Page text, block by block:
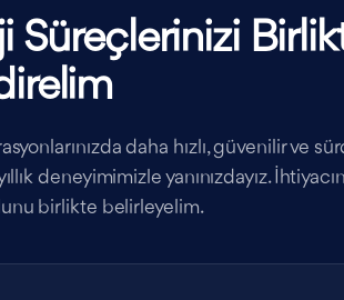
Süreçlerinizi
daha hızlı, güvenilir ve
deneyimimizle yanınızdayız.
birlikte belirleyelim.